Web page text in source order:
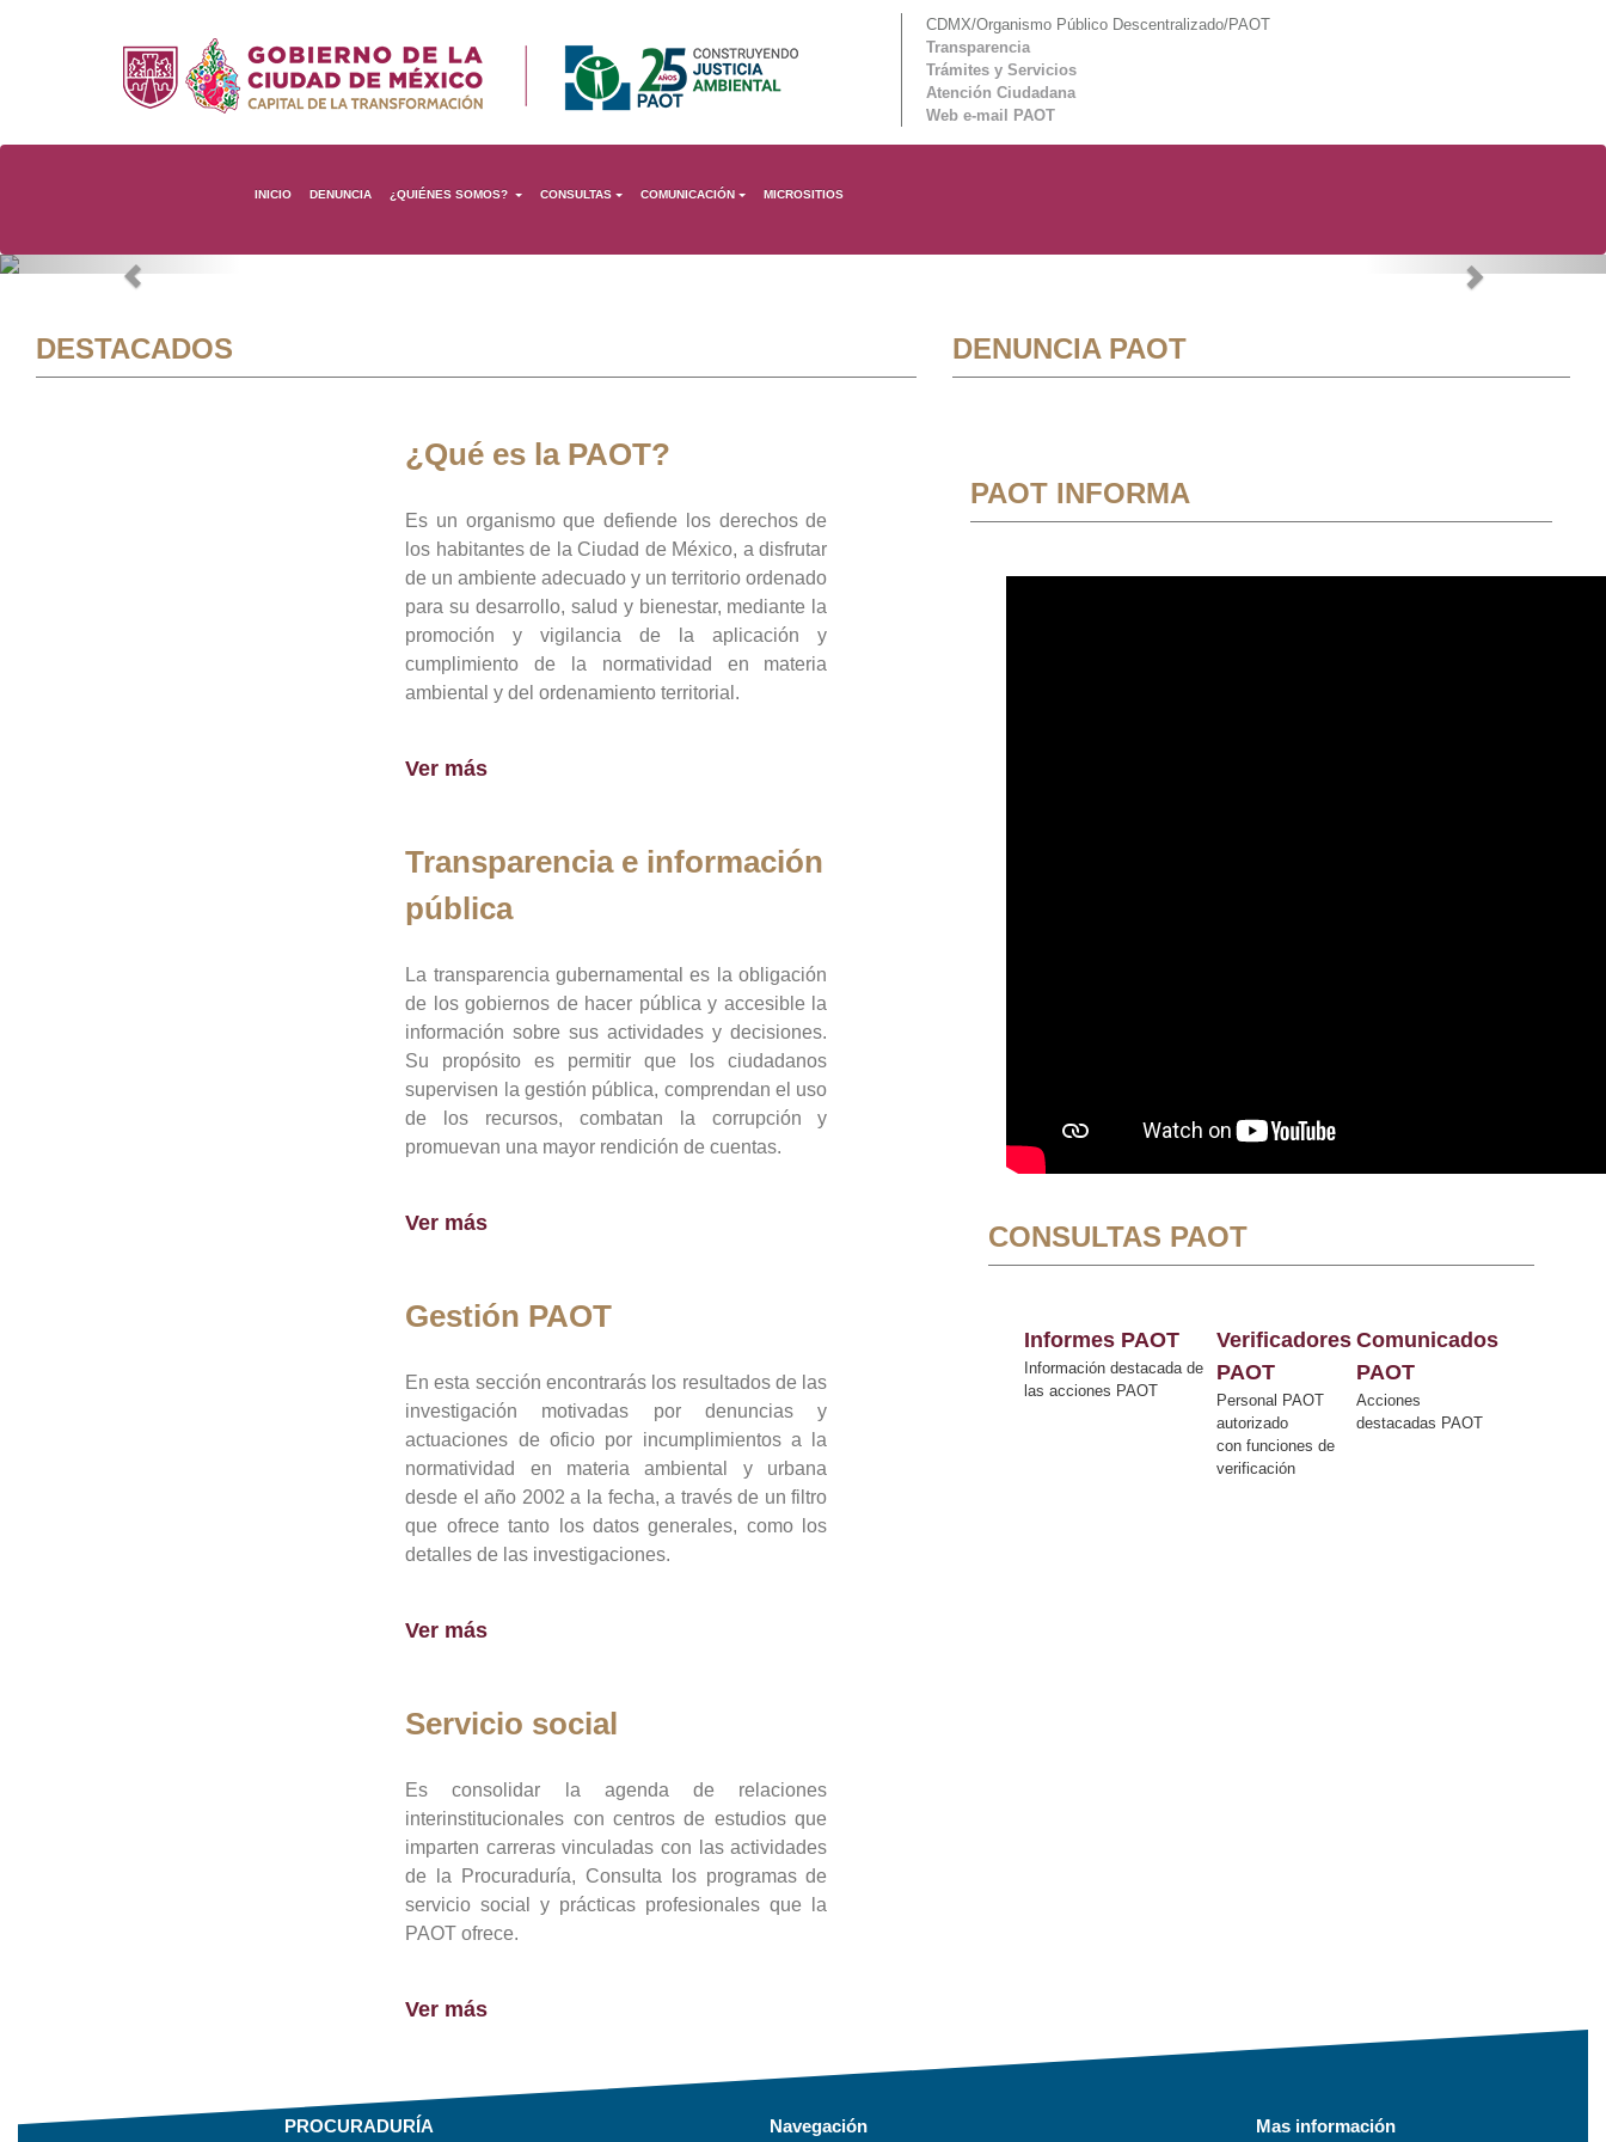
CDMX/Organismo Público Descentralizado/PAOT
Transparencia
Trámites y Servicios
Atención Ciudadana
Web e-mail PAOT
INICIO DENUNCIA ¿QUIÉNES SOMOS? CONSULTAS COMUNICACIÓN MICROSITIOS
Previous Next
DESTACADOS
¿Qué es la PAOT?
Es un organismo que defiende los derechos de
los habitantes de la Ciudad de México, a disfrutar
de un ambiente adecuado y un territorio ordenado
para su desarrollo, salud y bienestar, mediante la
promoción y vigilancia de la aplicación y
cumplimiento de la normatividad en materia
ambiental y del ordenamiento territorial.
Ver más
Transparencia e información
pública
La transparencia gubernamental es la obligación
de los gobiernos de hacer pública y accesible la
información sobre sus actividades y decisiones.
Su propósito es permitir que los ciudadanos
supervisen la gestión pública, comprendan el uso
de los recursos, combatan la corrupción y
promuevan una mayor rendición de cuentas.
Ver más
Gestión PAOT
En esta sección encontrarás los resultados de las
investigación motivadas por denuncias y
actuaciones de oficio por incumplimientos a la
normatividad en materia ambiental y urbana
desde el año 2002 a la fecha, a través de un filtro
que ofrece tanto los datos generales, como los
detalles de las investigaciones.
Ver más
Servicio social
Es consolidar la agenda de relaciones
interinstitucionales con centros de estudios que
imparten carreras vinculadas con las actividades
de la Procuraduría, Consulta los programas de
servicio social y prácticas profesionales que la
PAOT ofrece.
Ver más
DENUNCIA PAOT
PAOT INFORMA
CONSULTAS PAOT
Informes PAOT
Información destacada de
las acciones PAOT
Verificadores
PAOT
Personal PAOT
autorizado
con funciones de
verificación
Comunicados
PAOT
Acciones
destacadas PAOT
PROCURADURÍA Navegación Mas información